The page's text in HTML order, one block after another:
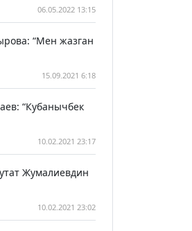
06.05.2022 13:15
“Мен жазган
15.09.2021 6:18
“Кубанычбек
10.02.2021 23:17
Жумалиевдин
10.02.2021 23:02